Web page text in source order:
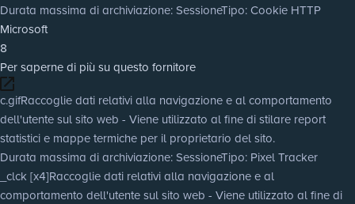
Durata massima di archiviazione: SessioneTipo: Cookie HTTP
Microsoft
8
Per saperne di più su questo fornitore
c.gifRaccoglie dati relativi alla navigazione e al comportamento
dell'utente sul sito web - Viene utilizzato al fine di stilare report
statistici e mappe termiche per il proprietario del sito.
Durata massima di archiviazione: SessioneTipo: Pixel Tracker
_clck [x4]Raccoglie dati relativi alla navigazione e al
comportamento dell'utente sul sito web - Viene utilizzato al fine di